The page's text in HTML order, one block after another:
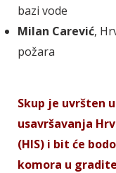
bazi vode
Milan Carević,
požara
Skup je uvršten
usavršavanja
(HIS) i bit će
komora u